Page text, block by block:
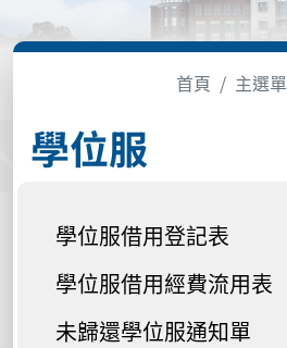
首頁 主選單
學位服
學位服借用登記表
學位服借用經費流用表
未歸還學位服通知單